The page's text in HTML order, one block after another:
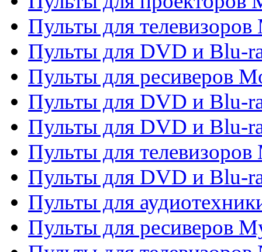
Пульты для
Пульты для DVD и Blu-
Пульты для ресиверов
Пульты для DVD и Blu-
Пульты для DVD и Blu-
Пульты для телевизоров
Пульты для DVD и Blu-
Пульты для
Пульты для ресиверов